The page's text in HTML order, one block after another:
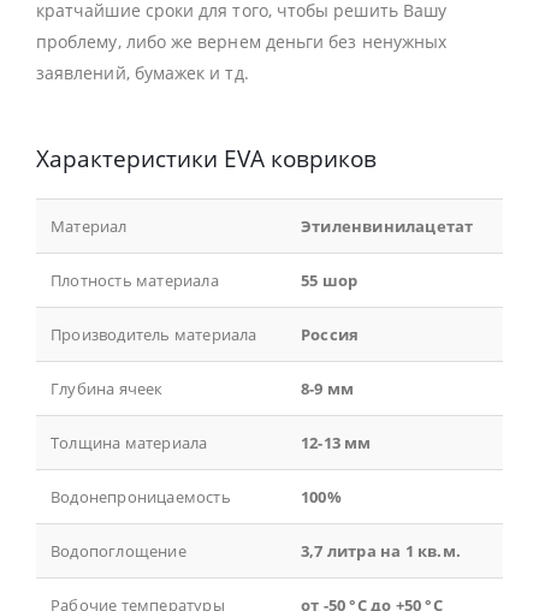
кратчайшие сроки для того, чтобы решить Вашу
проблему, либо же вернем деньги без ненужных
заявлений, бумажек и тд.
Характеристики EVA ковриков
Материал Этиленвинилацетат
Плотность материала 55 шор
Производитель материала Россия
Глубина ячеек 8-9 мм
Толщина материала 12-13 мм
Водонепроницаемость 100%
Водопоглощение 3,7 литра на 1 кв.м.
Рабочие температуры от -50 °С до +50 °С